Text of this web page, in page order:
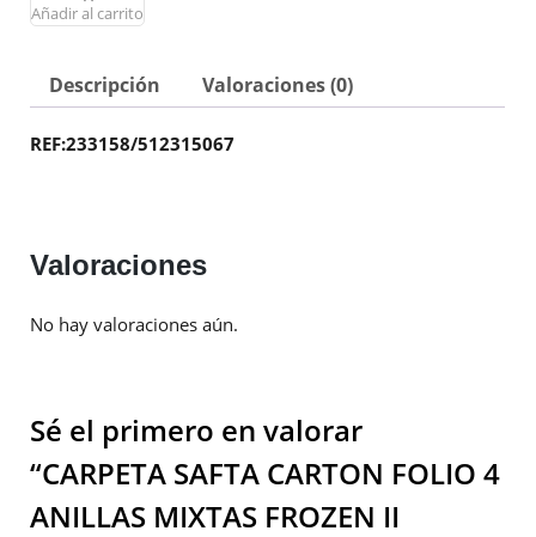
Añadir al carrito
Descripción Valoraciones (0)
REF:233158/512315067
Valoraciones
No hay valoraciones aún.
Sé el primero en valorar
“CARPETA SAFTA CARTON FOLIO 4
ANILLAS MIXTAS FROZEN II